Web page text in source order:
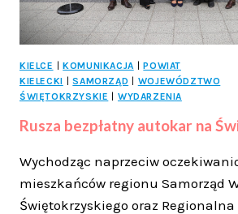
KIELCE KOMUNIKACJA
POWIAT
KIELECKI
SAMORZĄD
WOJEWÓDZTWO
ŚWIĘTOKRZYSKIE
WYDARZENIA
Rusza bezpłatny autokar na
Wychodząc naprzeciw
mieszkańców regionu Samorząd
Świętokrzyskiego oraz